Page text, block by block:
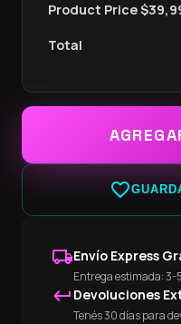
Product Price $
Total
favorite_border
local_shippingEnvío Express
Entrega estimada: 3-
keyboard_return Devoluciones
Tenés 30 días para